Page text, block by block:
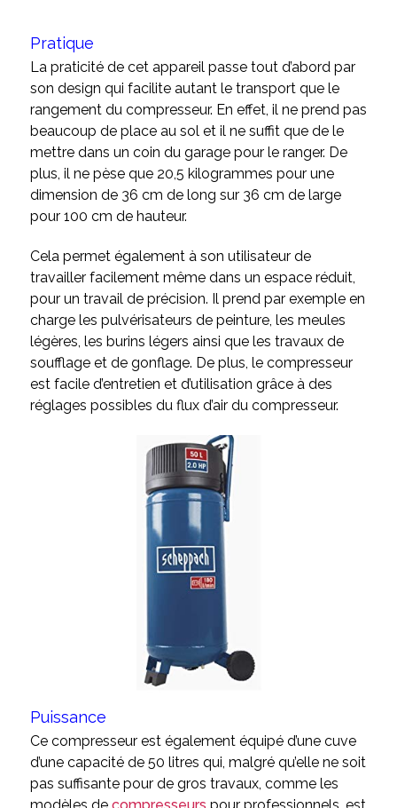
Pratique
La praticité de cet appareil passe tout d’abord par
son design qui facilite autant le transport que le
rangement du compresseur. En effet, il ne prend pas
beaucoup de place au sol et il ne suffit que de le
mettre dans un coin du garage pour le ranger. De
plus, il ne pèse que 20,5 kilogrammes pour une
dimension de 36 cm de long sur 36 cm de large
pour 100 cm de hauteur.
Cela permet également à son utilisateur de
travailler facilement même dans un espace réduit,
pour un travail de précision. Il prend par exemple en
charge les pulvérisateurs de peinture, les meules
légères, les burins légers ainsi que les travaux de
soufflage et de gonflage. De plus, le compresseur
est facile d’entretien et d’utilisation grâce à des
réglages possibles du flux d’air du compresseur.
Puissance
Ce compresseur est également équipé d’une cuve
d’une capacité de 50 litres qui, malgré qu’elle ne soit
pas suffisante pour de gros travaux, comme les
modèles de compresseurs pour professionnels, est